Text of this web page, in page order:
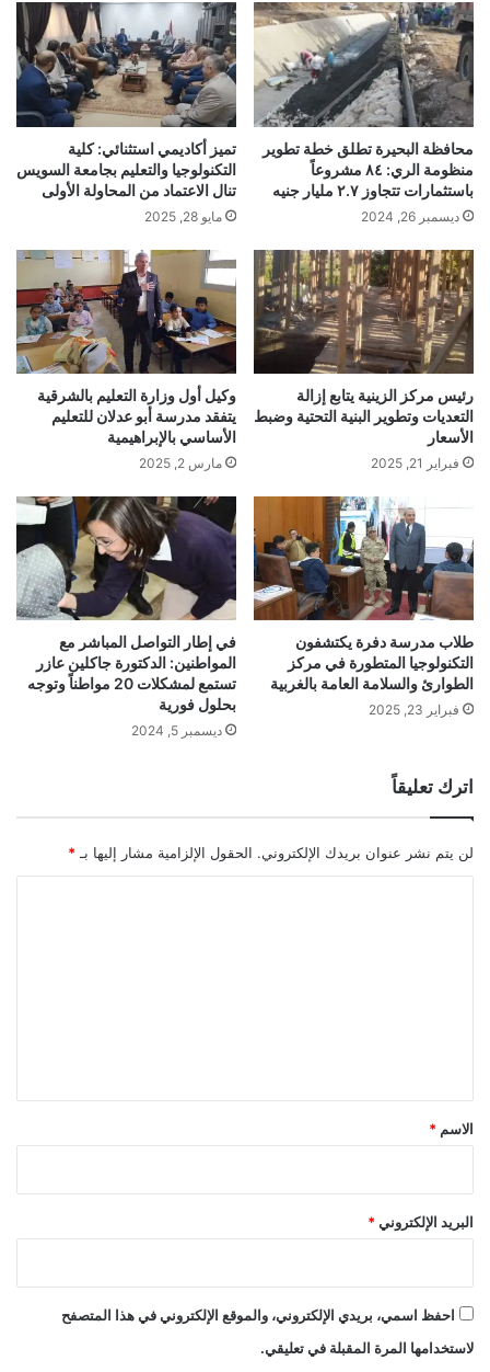
محافظة البحيرة تطلق خطة تطوير
منظومة الري: ٨٤ مشروعاً
باستثمارات تتجاوز ٢.٧ مليار جنيه
ديسمبر 26, 2024
تميز أكاديمي استثنائي: كلية
التكنولوجيا والتعليم بجامعة السويس
تنال الاعتماد من المحاولة الأولى
مايو 28, 2025
رئيس مركز الزينية يتابع إزالة
التعديات وتطوير البنية التحتية وضبط
الأسعار
فبراير 21, 2025
وكيل أول وزارة التعليم بالشرقية
يتفقد مدرسة أبو عدلان للتعليم
الأساسي بالإبراهيمية
مارس 2, 2025
طلاب مدرسة دفرة يكتشفون
التكنولوجيا المتطورة في مركز
الطوارئ والسلامة العامة بالغربية
فبراير 23, 2025
في إطار التواصل المباشر مع
المواطنين: الدكتورة جاكلين عازر
تستمع لمشكلات 20 مواطناً وتوجه
بحلول فورية
ديسمبر 5, 2024
اترك تعليقاً
لن يتم نشر عنوان بريدك الإلكتروني. الحقول الإلزامية مشار إليها بـ *
*
الاسم *
البريد الإلكتروني *
احفظ اسمي، بريدي الإلكتروني، والموقع الإلكتروني في هذا المتصفح
لاستخدامها المرة المقبلة في تعليقي.